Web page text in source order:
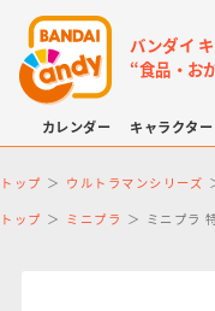
バンダイ
“食品・お
カレンダー キャラクター
トップ ウルトラマンシリーズ
トップ ミニプラ ミニプラ